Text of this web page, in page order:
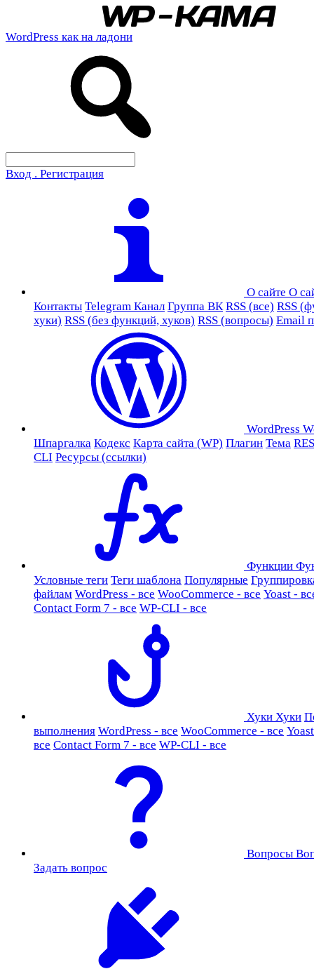
WordPress как на ладони
Вход . Регистрация
О сайте О
Контакты Telegram Канал Группа ВК RSS (все) RSS
хуки) RSS (без функций, хуков) RSS (вопросы) Email
WordPress
Шпаргалка Кодекс Карта сайта (WP) Плагин Тема
CLI Ресурсы (ссылки)
Функции
Условные теги Теги шаблона Популярные
файлам WordPress - все WooCommerce - все Yoast -
Contact Form 7 - все WP-CLI - все
Хуки Хуки
выполнения WordPress - все WooCommerce - все
все Contact Form 7 - все WP-CLI - все
Вопросы
Задать вопрос